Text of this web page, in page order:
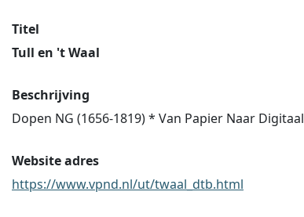
Titel
Tull en 't Waal
Beschrijving
Dopen NG (1656-1819) * Van Papier Naar Digitaal
Website adres
https://www.vpnd.nl/ut/twaal_dtb.html